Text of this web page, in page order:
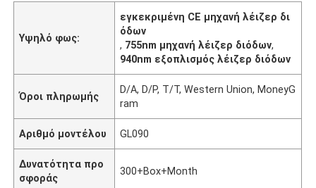
Υψηλό φως:
εγκεκριμένη CE μηχανή λέιζερ δι
όδων
, 755nm μηχανή λέιζερ διόδων,
940nm εξοπλισμός λέιζερ διόδων
Όροι πληρωμής
D/A, D/P, T/T, Western Union, MoneyG
ram
Αριθμό μοντέλου GL090
Δυνατότητα προ
σφοράς
300+Box+Month